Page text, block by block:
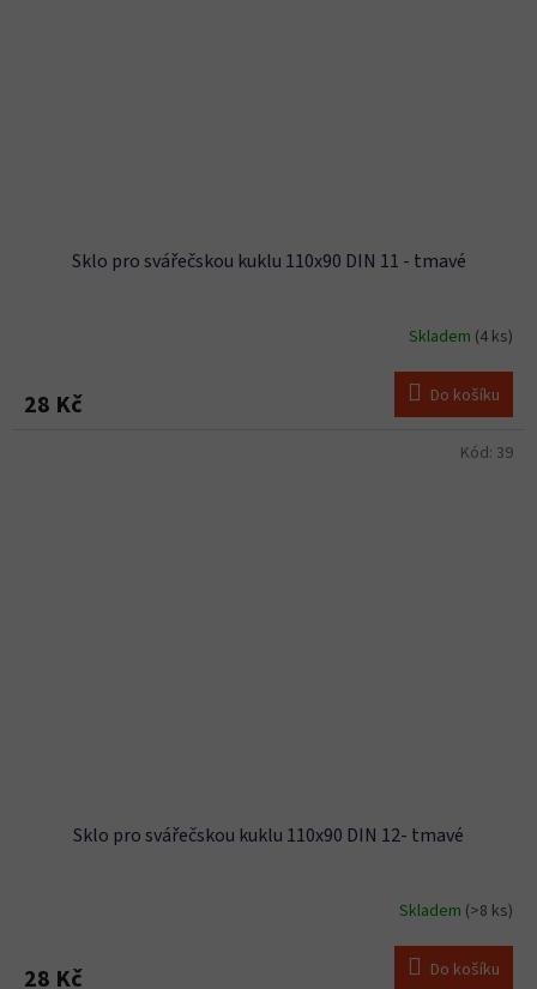
Sklo pro svářečskou kuklu 110x90 DIN 11 - tmavé
Skladem (4 ks)
28 Kč Do košíku
Sklo pro svářečskou kuklu 110x90 DIN 12- tmavé
Skladem (>8 ks)
28 Kč Do košíku
Kód: 39